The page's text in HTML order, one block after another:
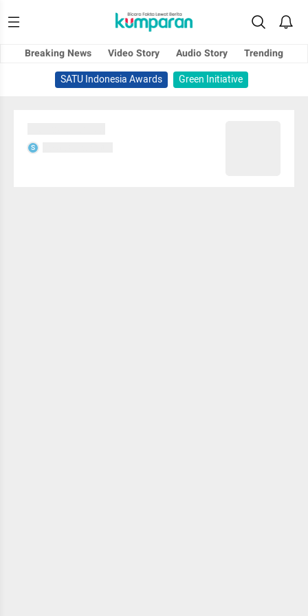
Breaking News Video Story Audio Story
Trending
SATU Indonesia Awards
Green Initiative
S